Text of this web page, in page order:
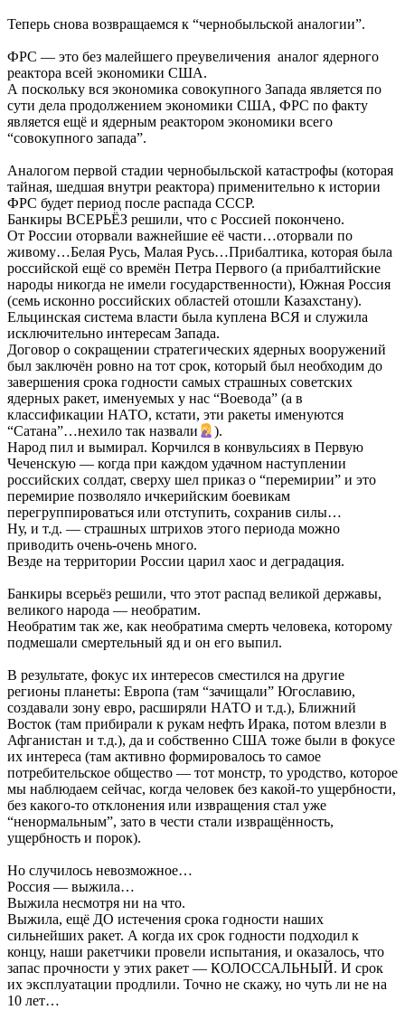
Теперь снова возвращаемся к “чернобыльской аналогии”.
ФРС — это без малейшего преувеличения аналог ядерного
реактора всей экономики США.
А поскольку вся экономика совокупного Запада является по
сути дела продолжением экономики США, ФРС по факту
является ещё и ядерным реактором экономики всего
“совокупного запада”.
Аналогом первой стадии чернобыльской катастрофы (которая
тайная, шедшая внутри реактора) применительно к истории
ФРС будет период после распада СССР.
Банкиры ВСЕРЬЁЗ решили, что с Россией покончено.
От России оторвали важнейшие её части…оторвали по
живому…Белая Русь, Малая Русь…Прибалтика, которая была
российской ещё со времён Петра Первого (а прибалтийские
народы никогда не имели государственности), Южная Россия
(семь исконно российских областей отошли Казахстану).
Ельцинская система власти была куплена ВСЯ и служила
исключительно интересам Запада.
Договор о сокращении стратегических ядерных вооружений
был заключён ровно на тот срок, который был необходим до
завершения срока годности самых страшных советских
ядерных ракет, именуемых у нас “Воевода” (а в
классификации НАТО, кстати, эти ракеты именуются
“Сатана”…нехило так назвали
).
Народ пил и вымирал. Корчился в конвульсиях в Первую
Чеченскую — когда при каждом удачном наступлении
российских солдат, сверху шел приказ о “перемирии” и это
перемирие позволяло ичкерийским боевикам
перегруппироваться или отступить, сохранив силы…
Ну, и т.д. — страшных штрихов этого периода можно
приводить очень-очень много.
Везде на территории России царил хаос и деградация.
Банкиры всерьёз решили, что этот распад великой державы,
великого народа — необратим.
Необратим так же, как необратима смерть человека, которому
подмешали смертельный яд и он его выпил.
В результате, фокус их интересов сместился на другие
регионы планеты: Европа (там “зачищали” Югославию,
создавали зону евро, расширяли НАТО и т.д.), Ближний
Восток (там прибирали к рукам нефть Ирака, потом влезли в
Афганистан и т.д.), да и собственно США тоже были в фокусе
их интереса (там активно формировалось то самое
потребительское общество — тот монстр, то уродство, которое
мы наблюдаем сейчас, когда человек без какой-то ущербности,
без какого-то отклонения или извращения стал уже
“ненормальным”, зато в чести стали извращённость,
ущербность и порок).
Но случилось невозможное…
Россия — выжила…
Выжила несмотря ни на что.
Выжила, ещё ДО истечения срока годности наших
сильнейших ракет. А когда их срок годности подходил к
концу, наши ракетчики провели испытания, и оказалось, что
запас прочности у этих ракет — КОЛОССАЛЬНЫЙ. И срок
их эксплуатации продлили. Точно не скажу, но чуть ли не на
10 лет…